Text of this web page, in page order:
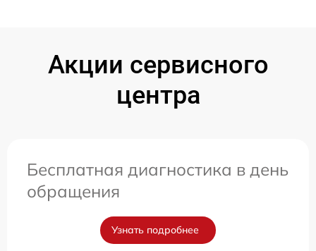
Акции сервисного
центра
Бесплатная диагностика в день
обращения
Узнать подробнее